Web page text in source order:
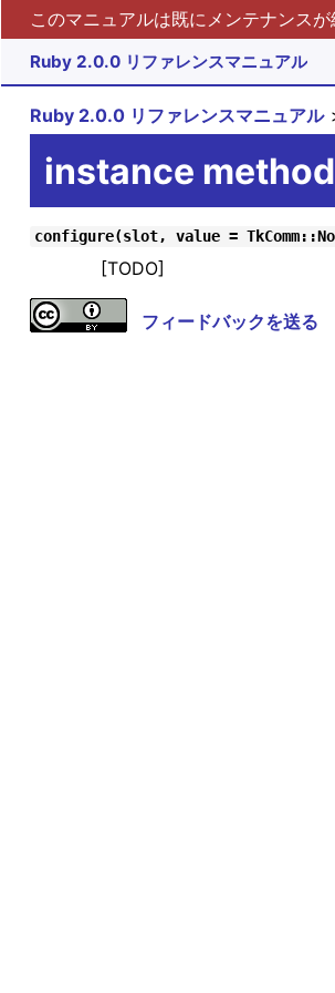
このマニュアルは既にメンテナンス
Ruby 2.0.0 リファレンスマニュアル
Ruby 2.0.0 リファレンスマニュアル
instance
configure(slot, value =
[TODO]
フィードバックを送る